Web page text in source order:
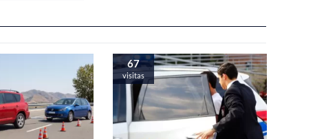
67
visitas